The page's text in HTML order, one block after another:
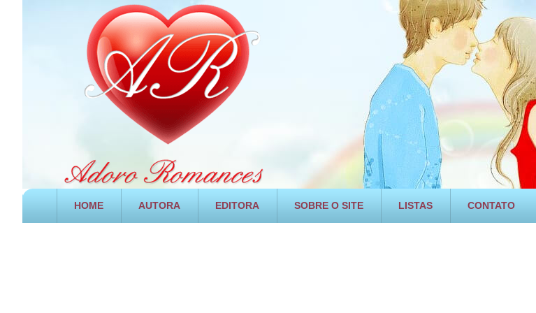
HOME AUTORA EDITORA SOBRE O SITE LISTAS CONTATO